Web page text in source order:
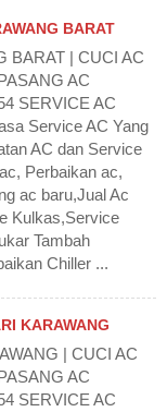
BARAT
BARAT | CUCI AC
AC
SERVICE AC
Service AC Yang
AC dan Service
Perbaikan ac,
ac baru,Jual Ac
Kulkas,Service
Tambah
Chiller ...
KARAWANG
| CUCI AC
AC
SERVICE AC